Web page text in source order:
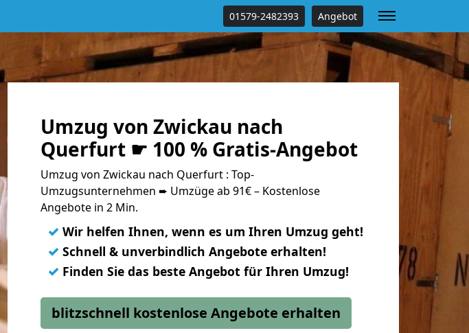
01579-2482393 Angebot
Umzug von Zwickau nach
Querfurt ☛ 100 % Gratis-Angebot
Umzug von Zwickau nach Querfurt : Top-
Umzugsunternehmen ➨ Umzüge ab 91€ – Kostenlose
Angebote in 2 Min.
✓ Wir helfen Ihnen, wenn es um Ihren Umzug geht!
✓ Schnell & unverbindlich Angebote erhalten!
✓ Finden Sie das beste Angebot für Ihren Umzug!
blitzschnell kostenlose Angebote erhalten